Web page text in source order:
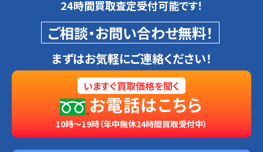
24時間買取査定受付可能です！
ご相談・お問い合わせ無料！
まずはお気軽にご連絡ください！
いますぐ買取価格を聞く
お電話はこちら
10時～19時（年中無休24時間買取受付中）